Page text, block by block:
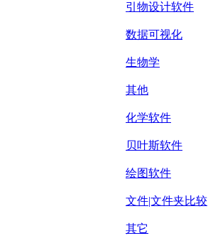
引物设计软件
数据可视化
生物学
其他
化学软件
贝叶斯软件
绘图软件
文件|文件夹比较
其它